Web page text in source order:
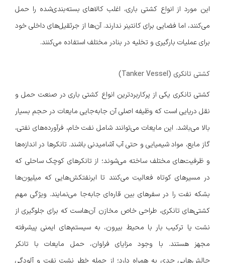
این مورد از انواع کشتی باری، اغلب کالاهای بسته‌بندی‌شده را حمل
می‌کنند، اما فضایی برای کانتینر ندارند. آن‌ها از جرثقیل‌های داخلی خود
برای عملیات بارگیری و تخلیه در بنادر مختلف استفاده می‌کنند.
کشتی تانکری (Tanker Vessel)
کشتی تانکری یکی از پرکاربردترین انواع کشتی باری در صنعت حمل و
نقل دریایی است که وظیفه اصلی آن جابه‌جایی مایعات در حجم بسیار
بالا می‌باشد. این مایعات می‌توانند شامل نفت خام، فرآورده‌های نفتی،
گاز مایع، مواد شیمیایی و حتی آب آشامیدنی باشند. تانکرها در اندازه‌ها
و ظرفیت‌های مختلف ساخته می‌شوند؛ از تانکرهای کوچک ساحلی که
در مسیرهای کوتاه فعالیت می‌کنند تا ابرنفتکش‌هایی که میلیون‌ها
بشکه نفت را در سفرهای بین قاره‌ای جابه‌جا می‌نمایند. ویژگی مهم
کشتی‌های تانکری، طراحی خاص مخازن آن‌هاست که برای جلوگیری از
نشت یا ترکیب بار با محیط بیرون، به سیستم‌های ایمنی پیشرفته
مجهز هستند. با وجود مزایای فراوان، حمل مایعات با تانکر
چالش‌هایی جدی به همراه دارد؛ از جمله خطر نشت نفت و آلودگی